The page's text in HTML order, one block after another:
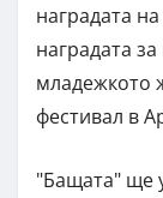
наградата
наградата
младежкото
фестивал в
"Бащата" ще